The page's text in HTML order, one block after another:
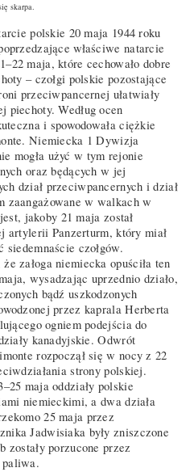
skarpa.
polskie 20 maja 1944 roku
właściwe natarcie
maja, które cechowało dobre
– czołgi polskie pozostające
przeciwpancernej ułatwiały
piechoty. Według ocen
i spowodowała ciężkie
Niemiecka 1 Dywizja
mogła użyć w tym rejonie
oraz będących w jej
dział przeciwpancernych i dział
zaangażowane w walkach w
jakoby 21 maja został
artylerii Panzerturm, który miał
czołgów.
załoga niemiecka opuściła ten
wysadzając uprzednio działo,
bądź uszkodzonych
przez kaprala Herberta
ogniem podejścia do
kanadyjskie. Odwrót
rozpoczął się w nocy z 22
strony polskiej.
maja oddziały polskie
niemieckimi, a dwa działa
25 maja przez
Jadwisiaka były zniszczone
zostały porzucone przez